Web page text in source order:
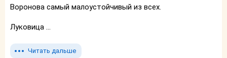
Воронова самый малоустойчивый из всех.
Луковица ...
Читать дальше